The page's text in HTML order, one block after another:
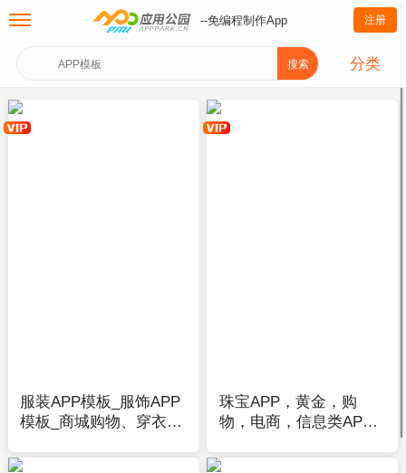
--免编程制作App 注册
搜索 分类
服装APP模板_服饰APP
模板_商城购物、穿衣搭
珠宝APP，黄金，购
物，电商，信息类APP
制作-应用公园